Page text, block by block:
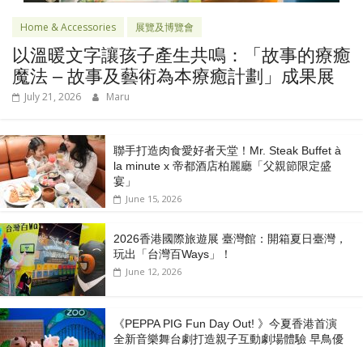
Home & Accessories 展覽及博覽會
以溫暖文字讓孩子產生共鳴：「故事的療癒
魔法 – 故事及藝術為本療癒計劃」成果展
July 21, 2026 Maru
聯手打造肉食愛好者天堂！Mr. Steak Buffet à
la minute x 帝都酒店柏麗廳「⽗親節限定盛
宴」
June 15, 2026
2026香港國際旅遊展 臺灣館：開箱夏日臺灣，
玩出「台灣百Ways」！
June 12, 2026
《PEPPA PIG Fun Day Out! 》今夏香港首演
全新音樂舞台劇打造親子互動劇場體驗 早鳥優